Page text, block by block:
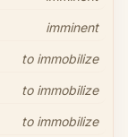
imminent
to immobilize
to immobilize
to immobilize